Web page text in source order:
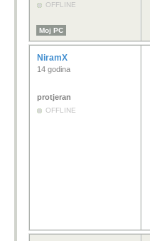
OFFLINE
Moj PC
NiramX
14 godina
protjeran
OFFLINE